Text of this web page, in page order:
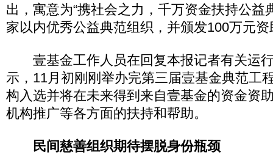
出，寓意为“携社会之力，千万资金扶持公益
家以内优秀公益典范组织，并颁发100万元资
壹基金工作人员在回复本报记者有关运
示，11月初刚刚举办完第三届壹基金典范工
构入选并将在未来得到来自壹基金的资金资
机构推广等各方面的扶持和帮助。
民间慈善组织期待摆脱身份瓶颈